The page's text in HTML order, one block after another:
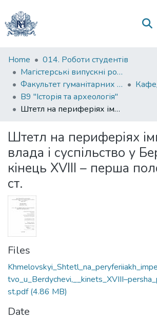
Communities
&
Collections
All of DSpace
Statistics
Home
014. Роботи студентів
Магістерські випускні роботи
Факультет гуманітарних наук
В9 "Історія та археологія"
Штетл на периферіях імперії: влада і суспільство у Бердичеві, кінець XVIII – перша половина XIX ст.
Штетл на периферіях
влада і суспільство у
кінець XVIII – перша
ст.
Files
st.pdf(4.86 MB)
Date